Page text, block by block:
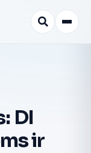
DI
ir